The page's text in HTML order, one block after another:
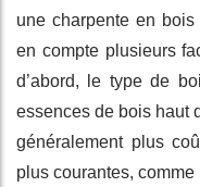
une charpente en
en compte plusieurs
d’abord, le type de
essences de bois haut
généralement plus
plus courantes,